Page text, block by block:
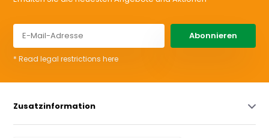
Abonnieren
* Read legal restrictions here
Zusatzinformation